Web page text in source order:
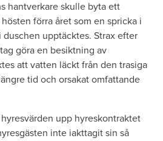
hantverkare skulle byta ett
förra året som en spricka i
upptäcktes. Strax efter
göra en besiktning av
att vatten läckt från den trasiga
tid och orsakat omfattande
upp hyreskontraktet
inte iakttagit sin så